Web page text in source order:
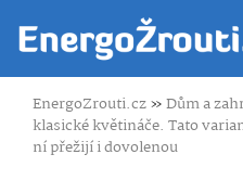
EnergoZrouti.cz»Dům a
klasické květináče. Tato
ní přežijí i dovolenou